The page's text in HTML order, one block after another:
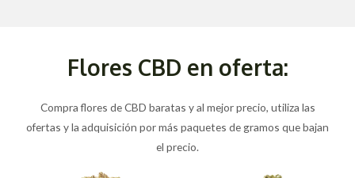
Flores CBD en oferta:
Compra flores de CBD baratas y al mejor precio, utiliza las
ofertas y la adquisición por más paquetes de gramos que bajan
el precio.